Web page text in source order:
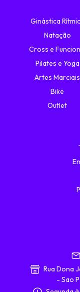
Ginástica
Natação
Cross e
Pilates e Yoga
Artes Marciais
Bike
Outlet
Rua Dona
- Sao